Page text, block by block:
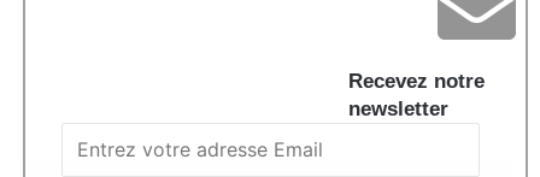
Recevez notre
newsletter